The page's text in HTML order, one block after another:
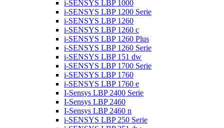
i-SENSYS LBP 1000
i-SENSYS LBP 1200 Serie
i-SENSYS LBP 1260
i-SENSYS LBP 1260 c
i-SENSYS LBP 1260 Plus
i-SENSYS LBP 1260 Serie
i-SENSYS LBP 151 dw
i-SENSYS LBP 1700 Serie
i-SENSYS LBP 1760
i-SENSYS LBP 1760 e
I-Sensys LBP 2400 Serie
I-Sensys LBP 2460
I-Sensys LBP 2460 n
i-SENSYS LBP 250 Serie